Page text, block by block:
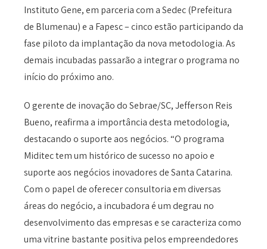
Instituto Gene, em parceria com a Sedec (Prefeitura
de Blumenau) e a Fapesc – cinco estão participando da
fase piloto da implantação da nova metodologia. As
demais incubadas passarão a integrar o programa no
início do próximo ano.
O gerente de inovação do Sebrae/SC, Jefferson Reis
Bueno, reafirma a importância desta metodologia,
destacando o suporte aos negócios. “O programa
Miditec tem um histórico de sucesso no apoio e
suporte aos negócios inovadores de Santa Catarina.
Com o papel de oferecer consultoria em diversas
áreas do negócio, a incubadora é um degrau no
desenvolvimento das empresas e se caracteriza como
uma vitrine bastante positiva pelos empreendedores